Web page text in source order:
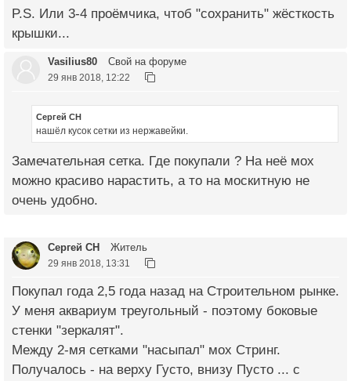
P.S. Или 3-4 проёмчика, чтоб "сохранить" жёсткость
крышки...
Vasilius80 Свой на форуме
29 янв 2018, 12:22
Сергей СН
нашёл кусок сетки из нержавейки.
Замечательная сетка. Где покупали ? На неё мох
можно красиво нарастить, а то на москитную не
очень удобно.
Сергей СН Житель
29 янв 2018, 13:31
Покупал года 2,5 года назад на Строительном рынке.
У меня аквариум треугольный - поэтому боковые
стенки "зеркалят".
Между 2-мя сетками "насыпал" мох Стринг.
Получалось - на верху Густо, внизу Пусто ... с